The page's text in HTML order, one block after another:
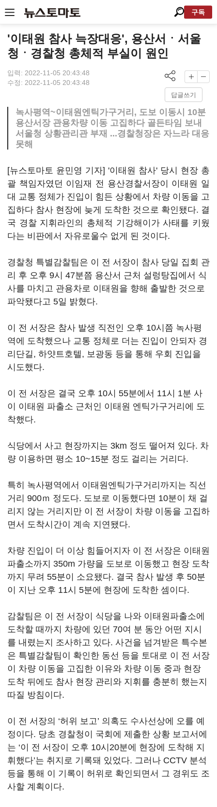
구독
'이태원 참사 늑장대응', 용산서ㆍ서울
청ㆍ경찰청 총체적 부실이 원인
입력: 2022-11-05 20:43:48
수정: 2022-11-05 20:43:48
답글쓰기
녹사평역~이태원엔틱가구거리, 도보 이동시 10분
용산서장 관용차량 이동 고집하다 골든타임 보내
서울청 상황관리관 부재 ...경찰청장은 자느라 대응
못해
[뉴스토마토 윤민영 기자] '이태원 참사' 당시 현장 총
괄 책임자였던 이임재 전 용산경찰서장이 이태원 일
대 교통 정체가 진입이 힘든 상황에서 차량 이동을 고
집하다 참사 현장에 늦게 도착한 것으로 확인됐다. 결
국 경찰 지휘라인의 총체적 기강해이가 사태를 키웠
다는 비판에서 자유로울수 없게 된 것이다.
경찰청 특별감찰팀은 이 전 서장이 참사 당일 집회 관
리 후 오후 9시 47분쯤 용산서 근처 설렁탕집에서 식
사를 마치고 관용차로 이태원을 향해 출발한 것으로
파악됐다고 5일 밝혔다.
이 전 서장은 참사 발생 직전인 오후 10시쯤 녹사평
역에 도착했으나 교통 정체로 더는 진입이 안되자 경
리단길, 하얏트호텔, 보광동 등을 통해 우회 진입을
시도했다.
이 전 서장은 결국 오후 10시 55분에서 11시 1분 사
이 이태원 파출소 근처인 이태원 엔틱가구거리에 도
착했다.
식당에서 사고 현장까지는 3km 정도 떨어져 있다. 차
량 이용하면 평소 10~15분 정도 걸리는 거리다.
특히 녹사평역에서 이태원엔틱가구거리까지는 직선
거리 900ｍ 정도다. 도보로 이동했다면 10분이 채 걸
리지 않는 거리지만 이 전 서장이 차량 이동을 고집하
면서 도착시간이 계속 지연됐다.
차량 진입이 더 이상 힘들어지자 이 전 서장은 이태원
파출소까지 350m 가량을 도보로 이동했고 현장 도착
까지 무려 55분이 소요됐다. 결국 참사 발생 후 50분
이 지난 오후 11시 5분에 현장에 도착한 셈이다.
감찰팀은 이 전 서장이 식당을 나와 이태원파출소에
도착할 때까지 차량에 있던 70여 분 동안 어떤 지시
를 내렸는지 조사하고 있다. 사건을 넘겨받은 특수본
은 특별감찰팀이 확인한 동선 등을 토대로 이 전 서장
이 차량 이동을 고집한 이유와 차량 이동 중과 현장
도착 뒤에도 참사 현장 관리와 지휘를 충분히 했는지
따질 방침이다.
이 전 서장의 ‘허위 보고’ 의혹도 수사선상에 오를 예
정이다. 당초 경찰청이 국회에 제출한 상황 보고서에
는 ‘이 전 서장이 오후 10시20분에 현장에 도착해 지
휘했다’는 취지로 기록돼 있었다. 그러나 CCTV 분석
등을 통해 이 기록이 허위로 확인되면서 그 경위도 조
사할 계획이다.